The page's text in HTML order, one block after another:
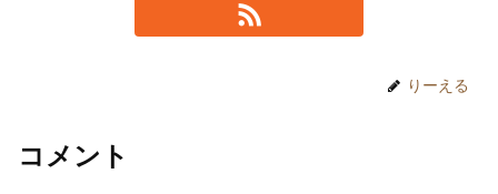
りーえる
コメント